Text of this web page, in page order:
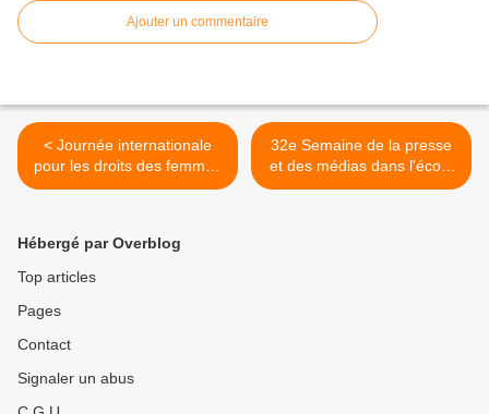
Ajouter un commentaire
< Journée internationale
pour les droits des femmes
- Ressources pédagogiques
32e Semaine de la presse
et des médias dans l'école
du 22 au 27 mars 2021 -
Hébergé par Overblog
Top articles
Pages
Contact
Signaler un abus